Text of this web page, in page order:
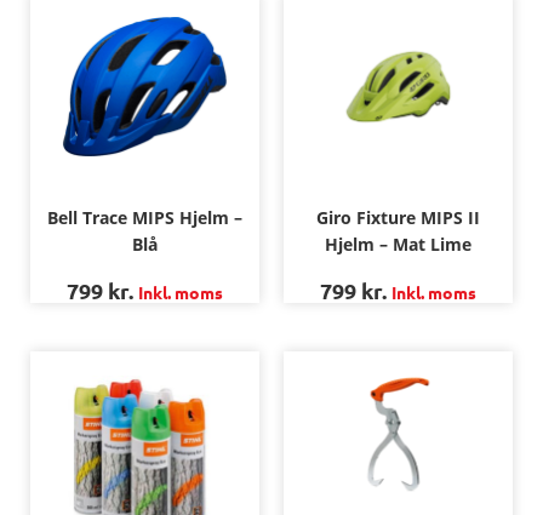
Bell Trace MIPS Hjelm –
Blå
799 kr. Inkl. moms
Giro Fixture MIPS II
Hjelm – Mat Lime
799 kr. Inkl. moms